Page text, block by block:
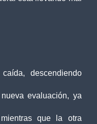
descendiendo
evaluación, ya
que la otra